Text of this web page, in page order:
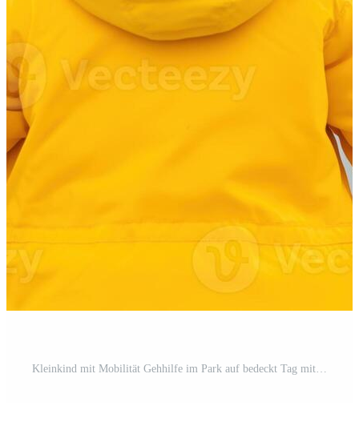
Kleinkind mit Mobilität Gehhilfe im Park auf bedeckt Tag mit Familie im Hintergrund Pro Foto